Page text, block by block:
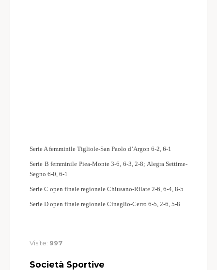
Serie A femminile Tigliole-San Paolo d’Argon 6-2, 6-1
Serie B femminile Piea-Monte 3-6, 6-3, 2-8; Alegra Settime-
Segno 6-0, 6-1
Serie C open finale regionale Chiusano-Rilate 2-6, 6-4, 8-5
Serie D open finale regionale Cinaglio-Cerro 6-5, 2-6, 5-8
Visite: 997
Società Sportive